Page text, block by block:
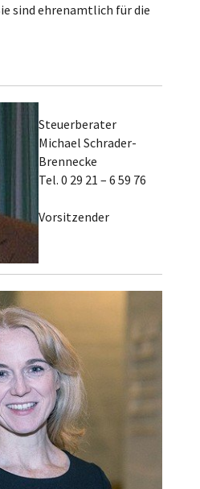
sind ehrenamtlich für die
Steuerberater
Michael Schrader-
Brennecke
Tel. 0 29 21 – 6 59 76
Vorsitzender